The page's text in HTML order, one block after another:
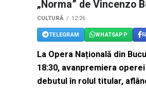
„Norma” de Vincenzo
CULTURĂ 12:26
TELEGRAM WHATSAPP
La Opera Națională din
18:30, avanpremiera
debutul în rolul titular,